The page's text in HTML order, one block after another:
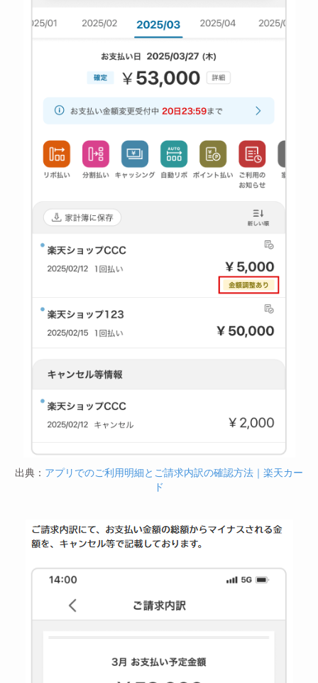
出典： アプリでのご利用明細とご請求内訳の確認方法｜楽天カー
ド